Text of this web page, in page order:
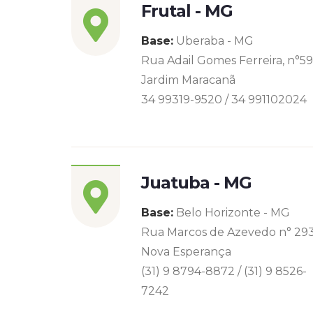
Frutal - MG
Base: Uberaba - MG
Rua Adail Gomes Ferreira,
Jardim Maracanã
34 99319-9520 / 34 991102024
Juatuba - MG
Base: Belo Horizonte - MG
Rua Marcos de Azevedo n°
Nova Esperança
(31) 9 8794-8872 / (31) 9 8526-
7242